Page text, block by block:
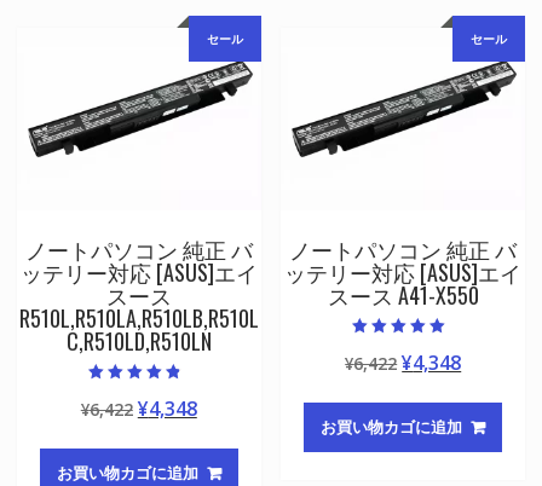
セール
ノートパソコン 純正 バ
ッテリー対応 [ASUS]エイ
スース
R510L,R510LA,R510LB,R510L
C,R510LD,R510LN
4.50
の評価
¥6,422 元
価
¥4,348現
の
お買い物カゴに追加
セール
ノートパソコン 純正 バ
ッテリー対応 [ASUS]エイ
スース A41-X550
5.00
の評価
¥6,422元
価
格
¥4,348現
の
価
お買い物カゴに追加